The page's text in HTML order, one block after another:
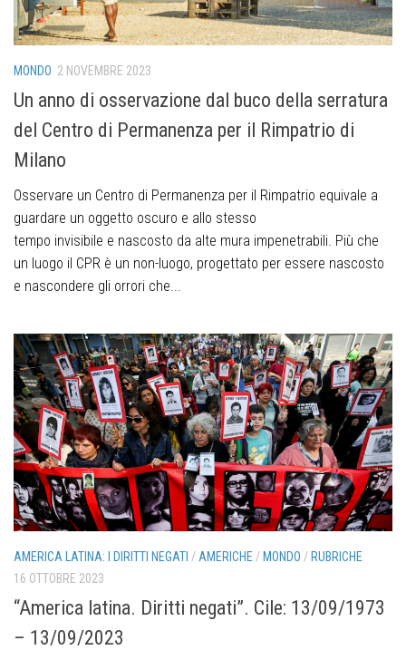
MONDO 2 NOVEMBRE 2023
Un anno di osservazione dal buco della serratura
del Centro di Permanenza per il Rimpatrio di
Milano
Osservare un Centro di Permanenza per il Rimpatrio equivale a
guardare un oggetto oscuro e allo stesso
tempo invisibile e nascosto da alte mura impenetrabili. Più che
un luogo il CPR è un non-luogo, progettato per essere nascosto
e nascondere gli orrori che...
AMERICA LATINA: I DIRITTI NEGATI / AMERICHE / MONDO / RUBRICHE
16 OTTOBRE 2023
“America latina. Diritti negati”. Cile: 13/09/1973
– 13/09/2023